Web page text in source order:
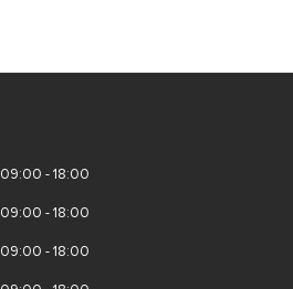
09:00 - 18:00
09:00 - 18:00
09:00 - 18:00